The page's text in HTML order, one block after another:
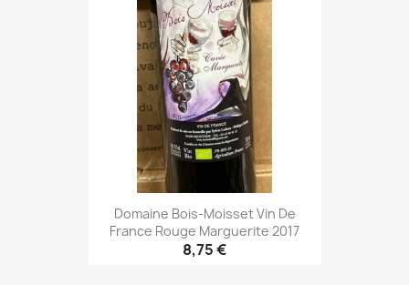
Domaine Bois-Moisset Vin De
France Rouge Marguerite 2017
8,75 €